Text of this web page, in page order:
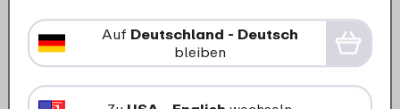
aber den
Thermobecher in Roségold
Diana ihr Herz geschlossen und lässt sich
genießen.
Auf Deutschland - Deutsch
bleiben